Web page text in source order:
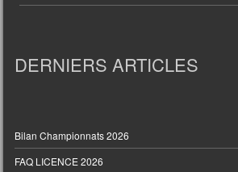
DERNIERS ARTICLES
Bilan Championnats 2026
FAQ LICENCE 2026